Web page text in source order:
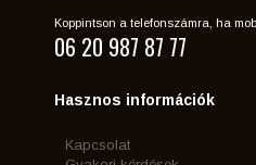
Koppintson a telefonszámra, ha
06 20 987 87 77
Hasznos információk
Kapcsolat